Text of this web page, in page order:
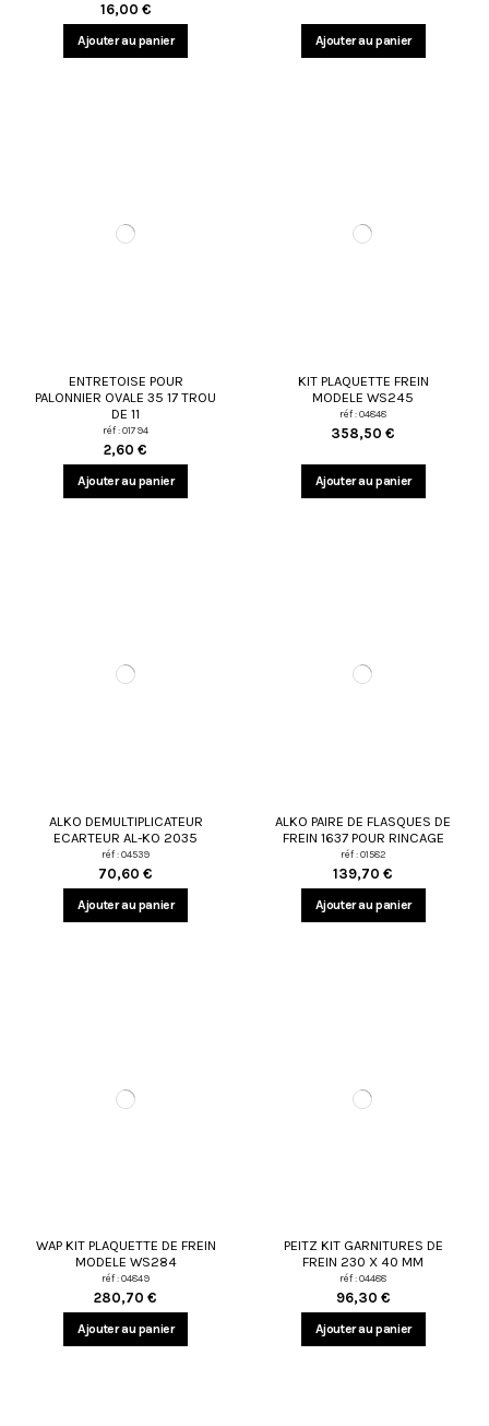
16,00 €
Ajouter au panier Ajouter au panier
ENTRETOISE POUR
PALONNIER OVALE 35 17 TROU
DE 11
réf : 01794
2,60 €
Ajouter au panier
KIT PLAQUETTE FREIN
MODELE WS245
réf : 04848
358,50 €
Ajouter au panier
ALKO DEMULTIPLICATEUR
ECARTEUR AL-KO 2035
réf : 04539
70,60 €
Ajouter au panier
ALKO PAIRE DE FLASQUES DE
FREIN 1637 POUR RINCAGE
réf : 01582
139,70 €
Ajouter au panier
WAP KIT PLAQUETTE DE FREIN
MODELE WS284
réf : 04849
280,70 €
Ajouter au panier
PEITZ KIT GARNITURES DE
FREIN 230 X 40 MM
réf : 04488
96,30 €
Ajouter au panier